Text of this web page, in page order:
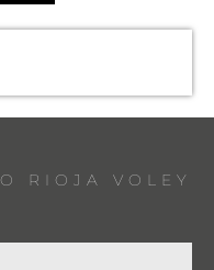
RIOJA VOLEY